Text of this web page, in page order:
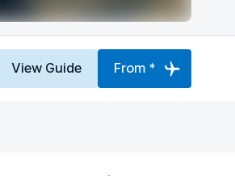
View Guide From *